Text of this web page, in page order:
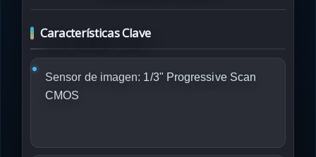
Características Clave
Sensor de imagen: 1/3" Progressive Scan
CMOS